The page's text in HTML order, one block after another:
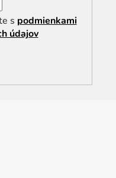
s podmienkami
údajov